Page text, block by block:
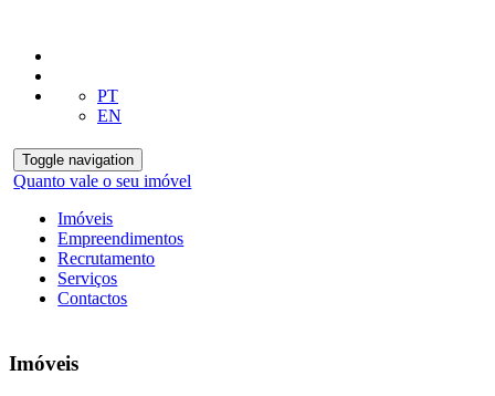
PT
EN
Toggle navigation
Quanto vale o seu imóvel
Imóveis
Empreendimentos
Recrutamento
Serviços
Contactos
Imóveis